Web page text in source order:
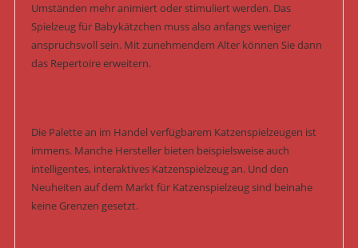
Umständen mehr animiert oder stimuliert werden. Das
Spielzeug für Babykätzchen muss also anfangs weniger
anspruchsvoll sein. Mit zunehmendem Alter können Sie dann
das Repertoire erweitern.
Die Palette an im Handel verfügbarem Katzenspielzeugen ist
immens. Manche Hersteller bieten beispielsweise auch
intelligentes, interaktives Katzenspielzeug an. Und den
Neuheiten auf dem Markt für Katzenspielzeug sind beinahe
keine Grenzen gesetzt.